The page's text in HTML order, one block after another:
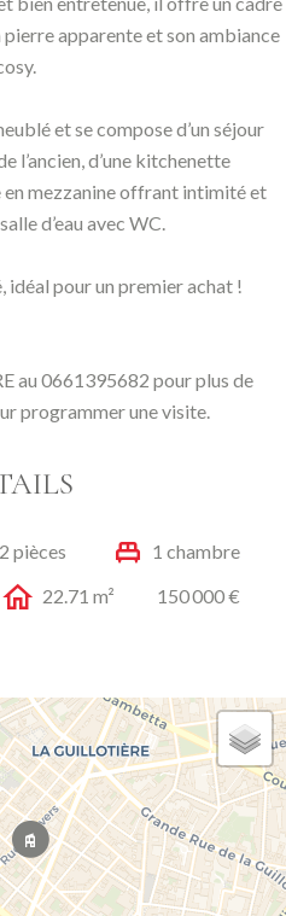
pierre apparente et son ambiance
et se compose d’un séjour
l’ancien, d’une kitchenette
en mezzanine offrant intimité et
d’eau avec WC.
idéal pour un premier achat !
au 0661395682 pour plus de
programmer une visite.
2 pièces
1 chambre
22.71 m² 150 000 €